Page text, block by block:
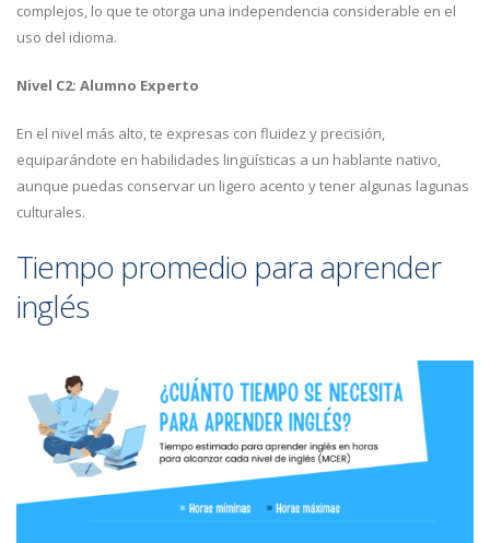
complejos, lo que te otorga una independencia considerable en el
uso del idioma.
Nivel C2: Alumno Experto
En el nivel más alto, te expresas con fluidez y precisión,
equiparándote en habilidades lingüísticas a un hablante nativo,
aunque puedas conservar un ligero acento y tener algunas lagunas
culturales.
Tiempo promedio para aprender
inglés